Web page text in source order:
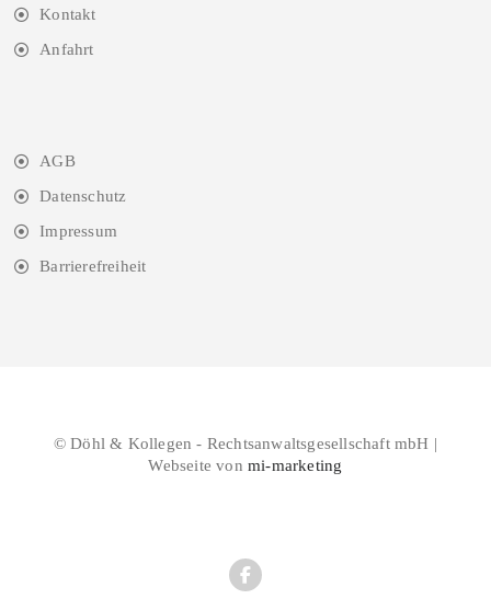
Kontakt
Anfahrt
AGB
Datenschutz
Impressum
Barrierefreiheit
© Döhl & Kollegen - Rechtsanwaltsgesellschaft mbH |
Webseite vonmi-marketing